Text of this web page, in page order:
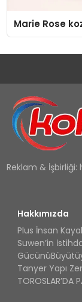
Marie Rose
Reklam & İşbirliği:
Hakkımızda
Plus İnsan
Suwen’in
Tanyer Yapı
TOROSLAR’DA